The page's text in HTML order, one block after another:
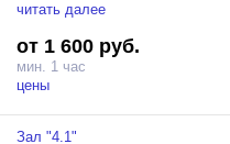
(Интерьер может отличаться
перед бронированием)
На циклораме могут быть
Запись чистого звука не
читать далее
от 1 600 руб.
мин. 1 час
цены
Зал "4.1"